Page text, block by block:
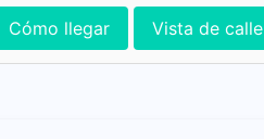
Cómo llegar Vista de calle